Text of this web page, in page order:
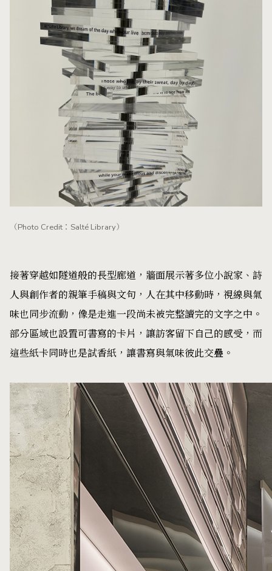
（Photo Credit：Salté Library）
接著穿越如隧道般的長型廊道，牆面展示著多位小說家、詩
人與創作者的親筆手稿與文句，人在其中移動時，視線與氣
味也同步流動，像是走進一段尚未被完整讀完的文字之中。
部分區域也設置可書寫的卡片，讓訪客留下自己的感受，而
這些紙卡同時也是試香紙，讓書寫與氣味彼此交疊。